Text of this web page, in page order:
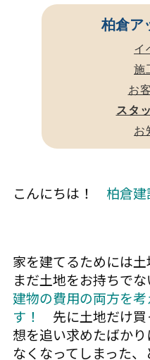
こんにちは！ 柏倉
家を建てるためには土
まだ土地をお持ちでな
建物の費用の両方を
す！
先に土地だけ買
想を追い求めたばか
なくなってしまった
柏倉ア
イ
施
お
スタ
お